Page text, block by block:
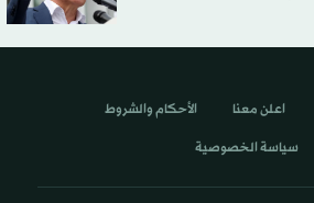
اعلن معنا الأحكام والشروط
سياسة الخصوصية